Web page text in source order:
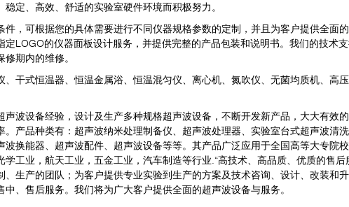
定、高效、舒适的实验室硬件环境而积极努力。
可根据您的具体需要进行不同仪器规格参数的定制，并且为客户提供全面
定LOGO的仪器面板设计服务，并提供完整的产品包装和说明书。我们的技术
期内的维修。
式恒温器、恒温金属浴、恒温混匀仪、离心机、氮吹仪、无菌均质机、高
设备经验，设计及生产多种规格超声波设备，不断开发新产品，大大有效
。产品种类有：超声波纳米处理制备仪、超声波处理器、实验室台式超声波清
波换能器、超声波配件、超声波设备等等。其产品广泛应用于全国高等大专院
工业，航天工业，五金工业，汽车制造等行业.“高技术、高品质、优质的售
、生产的团队；为客户提供专业实验到生产的方案及技术咨询、设计、改装和
、售后服务。我们将为广大客户提供全面的超声波设备与服务。